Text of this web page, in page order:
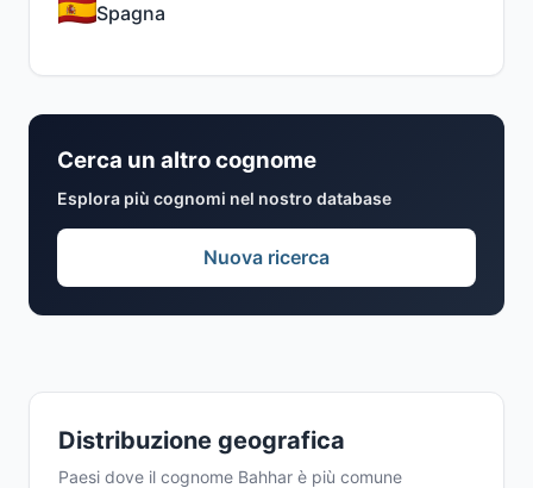
Distribuzione geografica
Paesi dove il cognome Bahhar è più comune
Spagna
Cerca un altro cognome
Esplora più cognomi nel nostro database
Nuova ricerca